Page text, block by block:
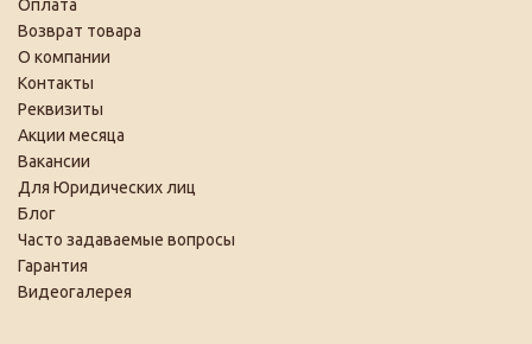
Оплата
Возврат товара
О компании
Контакты
Реквизиты
Акции месяца
Вакансии
Для Юридических лиц
Блог
Часто задаваемые вопросы
Гарантия
Видеогалерея